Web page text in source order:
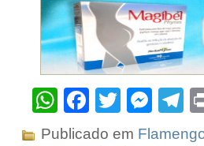
WhatsApp
Facebook
Twitter
Publicado em